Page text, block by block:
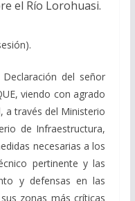
el Río Lorohuasi.
del señor
viendo con agrado
a través del Ministerio
de Infraestructura,
necesarias a los
pertinente y las
y defensas en las
zonas más críticas